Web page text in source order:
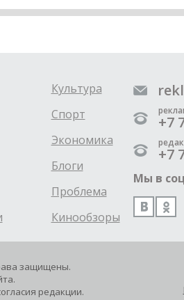
Культура
Спорт
Экономика
Блоги
Проблема
Кинообзоры
+7
+7
Мы в
защищены.
редакции.